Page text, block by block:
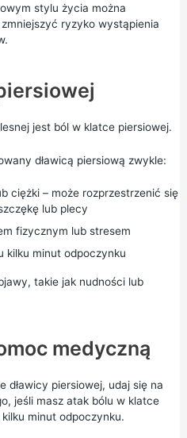
stylu życia można
ryzyko wystąpienia
jest ból w klatce piersiowej.
dławicą piersiową zwykle:
ciężki – może rozprzestrzenić się
lub plecy
fizycznym lub stresem
kilku minut odpoczynku
takie jak nudności lub
medyczną
dławicy piersiowej, udaj się na
jeśli masz atak bólu w klatce
minut odpoczynku.